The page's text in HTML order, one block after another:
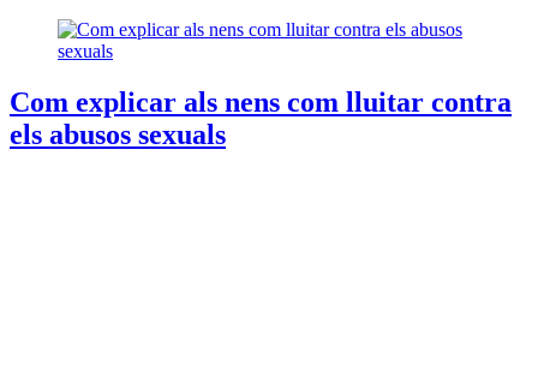
Com explicar als nens com lluitar contra
els abusos sexuals